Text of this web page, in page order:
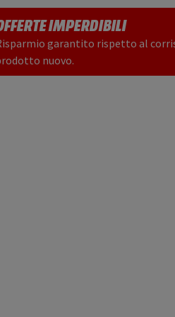
IMPERDIBILI
garantito rispetto al
nuovo.